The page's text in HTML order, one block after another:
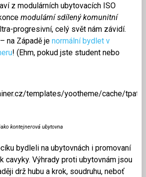
z modulárních ubytovacích ISO
modulární sdílený komunitní
progresivní, celý svět nám závidí.
na Západě je normální bydlet v
! (Ehm, pokud jste student nebo
kontejnerová ubytovna
bydleli na ubytovnách i promovaní
cavyky. Výhrady proti ubytovnám jsou
drž hubu a krok, soudruhu, neboť